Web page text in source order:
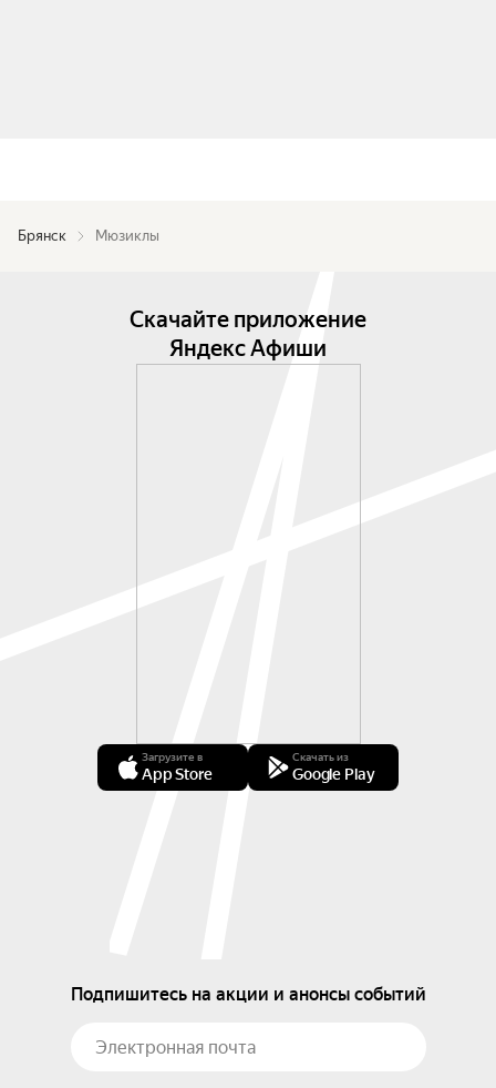
Брянск Мюзиклы
Скачайте приложение
Яндекс Афиши
Загрузите в
App Store
Скачать из
Google Play
Подпишитесь на акции и анонсы событий